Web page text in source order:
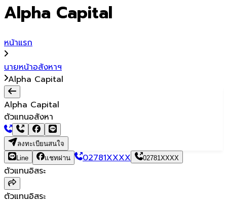
Alpha Capital
หน้าแรก
นายหน้าอสังหาฯ
Alpha Capital
Alpha Capital
ตัวแทนอสังหา
ลงทะเบียนสนใจ
Line
แชทผ่าน 02781XXXX 02781XXXX
ตัวแทนอิสระ
ตัวแทนอิสระ